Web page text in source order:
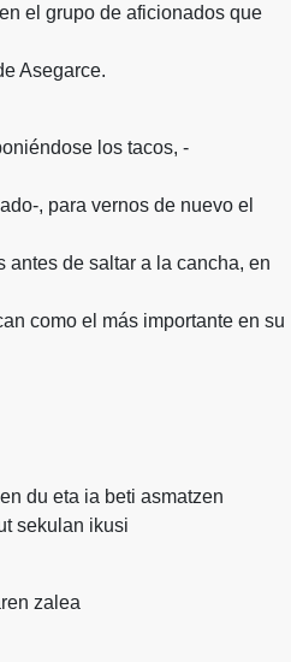
el grupo de aficionados que
Asegarce.
los tacos, -
, para vernos de nuevo el
antes de saltar a la cancha, en
como el más importante en su
du eta ia beti asmatzen
sekulan ikusi
zalea